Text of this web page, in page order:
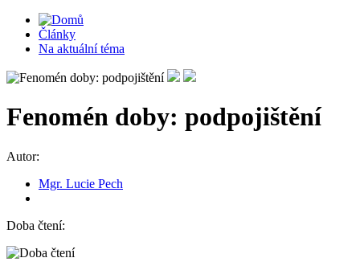
Články
Na aktuální téma
Fenomén doby: podpojištění
Autor:
Mgr. Lucie Pech
Doba čtení: